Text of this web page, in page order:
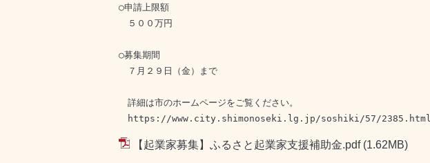
○申請上限額
５００万円
○募集期間
７月２９日（金）まで
詳細は市のホームページをご覧ください。
https://www.city.shimonoseki.lg.jp/soshiki/57/2385.html
【起業家募集】ふるさと起業家支援補助金.pdf (1.62MB)